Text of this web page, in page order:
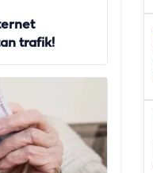
trafik!